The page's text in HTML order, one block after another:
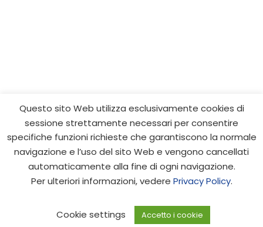
Progetto cofinanziato dall’Unione europea - FESR e FSE,
PON Ricerca e Innovazione 2014-2020 | © 2021 IDEHA.
Tutti i diritti riservati. Credits: Samuele Barone,
Webmaster | Silvia Iachello, Web designer e Content
Privacy Policy
Questo sito Web utilizza esclusivamente cookies di
sessione strettamente necessari per consentire
specifiche funzioni richieste che garantiscono la normale
navigazione e l’uso del sito Web e vengono cancellati
automaticamente alla fine di ogni navigazione.
Per ulteriori informazioni, vedere Privacy Policy.
Cookie settings Accetto i cookie